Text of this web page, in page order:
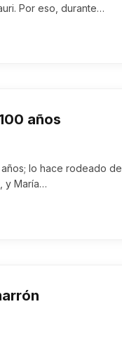
Por eso, durante…
años
lo hace rodeado de
y María…